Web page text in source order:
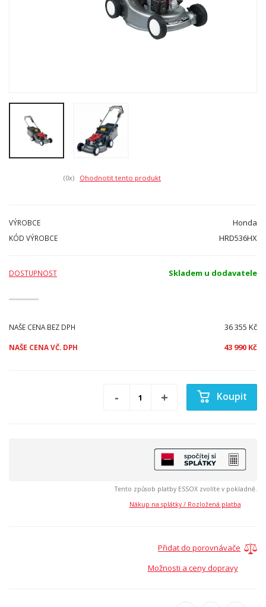
(0x) Ohodnotit tento produkt
VÝROBCE Honda
KÓD VÝROBCE HRD536HX
DOSTUPNOST Skladem u dodavatele
NAŠE CENA BEZ DPH 36 355 Kč
NAŠE CENA VČ. DPH 43 990 Kč
Koupit
Tento způsob platby ESSOX zvolíte v pokladně.
Nákup na splátky / Rozložená platba
Přidat do porovnávače
Možnosti a ceny dopravy